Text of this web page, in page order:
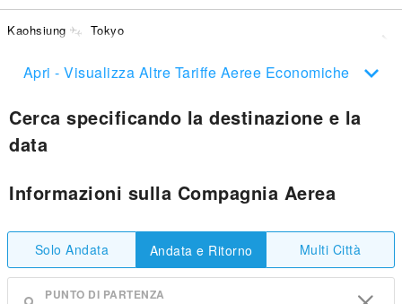
Kaohsiung Tokyo
Apri - Visualizza Altre Tariffe Aeree Economiche
Cerca specificando la destinazione e la
data
Informazioni sulla Compagnia Aerea
Solo Andata Andata e Ritorno Multi Città
PUNTO DI PARTENZA